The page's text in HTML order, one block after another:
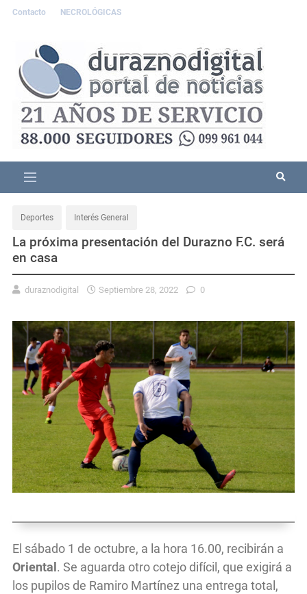
Contacto NECROLÓGICAS
Deportes Interés General
La próxima presentación del Durazno F.C. será
en casa
duraznodigital Septiembre 28, 2022 0
El sábado 1 de octubre, a la hora 16.00, recibirán a
Oriental . Se aguarda otro cotejo difícil, que exigirá a
los pupilos de Ramiro Martínez una entrega total,